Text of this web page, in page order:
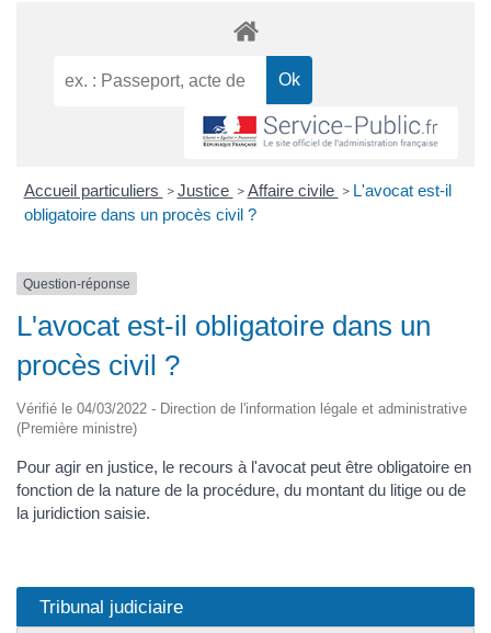
Accueil particuliers > Justice > Affaire civile > L'avocat est-il
obligatoire dans un procès civil ?
Question-réponse
L'avocat est-il obligatoire dans un
procès civil ?
Vérifié le 04/03/2022 - Direction de l'information légale et administrative
(Première ministre)
Pour agir en justice, le recours à l'avocat peut être obligatoire en
fonction de la nature de la procédure, du montant du litige ou de
la juridiction saisie.
Tribunal judiciaire